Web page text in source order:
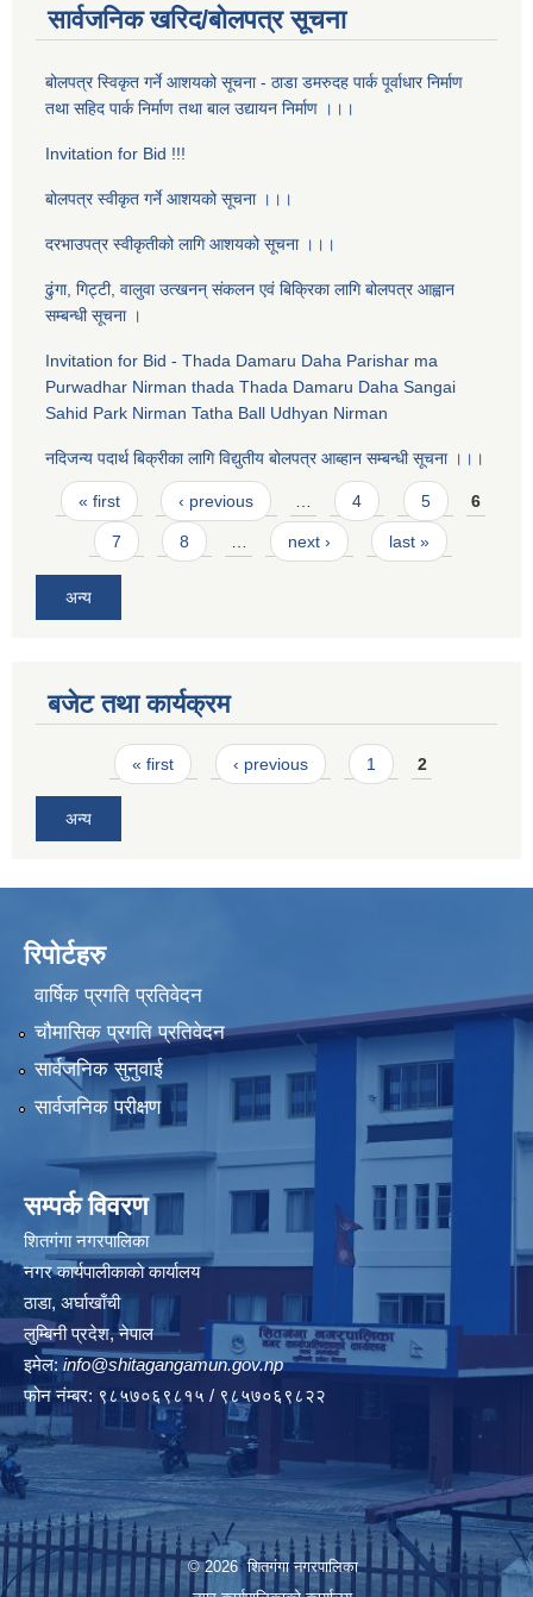
सार्वजनिक खरिद/बोलपत्र सूचना
बोलपत्र स्विकृत गर्ने आशयको सूचना - ठाडा डमरुदह पार्क पूर्वाधार निर्माण
तथा सहिद पार्क निर्माण तथा बाल उद्यायन निर्माण ।।।
Invitation for Bid !!!
बोलपत्र स्वीकृत गर्ने आशयको सूचना ।।।
दरभाउपत्र स्वीकृतीको लागि आशयको सूचना ।।।
ढुंगा, गिट्टी, वालुवा उत्खनन् संकलन एव‌ं बिक्रिका लागि बोलपत्र आह्वान
सम्बन्धी सूचना ।
Invitation for Bid - Thada Damaru Daha Parishar ma
Purwadhar Nirman thada Thada Damaru Daha Sangai
Sahid Park Nirman Tatha Ball Udhyan Nirman
नदिजन्य पदार्थ बिक्रीका लागि विद्युतीय बोलपत्र आब्हान सम्बन्धी सूचना ।।।
Pages
« first ‹ previous … 4 5 6
7 8 … next › last »
अन्य
बजेट तथा कार्यक्रम
Pages« first ‹ previous 1 2
अन्य
रिपोर्टहरु
वार्षिक प्रगति प्रतिवेदन
चौमासिक प्रगति प्रतिवेदन
सार्वजनिक सुनुवाई
सार्वजनिक परीक्षण
सम्पर्क विवरण
शितगंगा नगरपालिका
नगर कार्यपालीकाकाे कार्यालय
ठाडा, अर्घाखाँची
लुम्बिनी प्रदेश, नेपाल
इमेल: info@shitagangamun.gov.np
फोन नंम्बर: ९८५७०६९८१५ / ९८५७०६९८२२
© 2026 शितगंगा नगरपालिका